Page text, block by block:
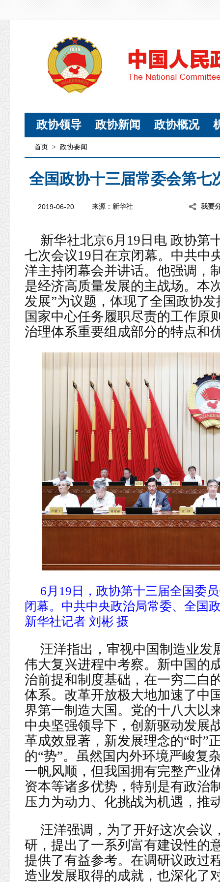
政协领导 政协新闻 政协概况
首页 > 政协要闻
全国政协十三届常委会第七
2019-06-20 来源：新华社 我要
新华社北京6月19日电 政协第
七次会议19日在京闭幕。中共中
洋主持闭幕会并讲话。他强调，
是经济高质量发展的主战场。本
发展”为议题，体现了全国政协
国家中心任务履职尽责的工作原
治理体系重要组成部分的特点和
6月19日，政协第十三届全国委
闭幕。中共中央政治局常委、全国
新华社记者 刘彬 摄
汪洋指出，审视中国制造业发
伟大复兴进程中考察。新中国的
治前提和制度基础，在一穷二白
体系。改革开放极大地加速了中
界第一制造大国。党的十八大以
中央坚强领导下，创新驱动发展
革成效显著，新发展理念的“时”
的“势”。虽然国内外环境严峻复
一帆风顺，但我国拥有完整产业
资本等诸多优势，特别是有政治
压力为动力、化挑战为机遇，推
汪洋强调，为了开好这次会议
研，提出了一系列富有建设性的
提供了有益参考。在调研议政过
造业发展取得的成就，也深化了